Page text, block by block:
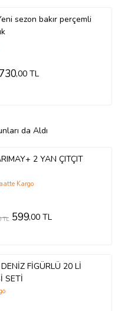
sezon bakır perçemli
,00 TL
da Aldı
2 YAN ÇITÇIT
Kargo
TL 599,00 TL
FİGÜRLÜ 20 Lİ
SETİ